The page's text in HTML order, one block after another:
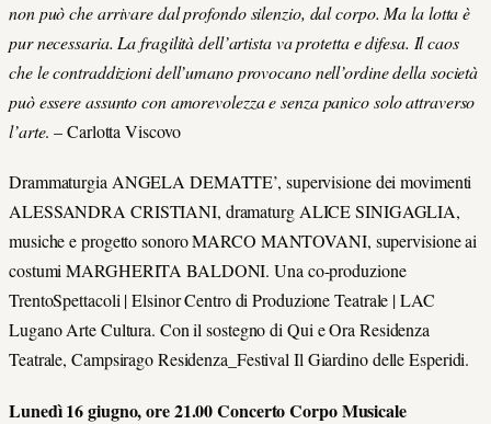
non può che arrivare dal profondo silenzio, dal corpo. Ma la lotta è
pur necessaria. La fragilità dell’artista va protetta e difesa. Il caos
che le contraddizioni dell’umano provocano nell’ordine della società
può essere assunto con amorevolezza e senza panico solo attraverso
l’arte. – Carlotta Viscovo
Drammaturgia ANGELA DEMATTE’, supervisione dei movimenti
ALESSANDRA CRISTIANI, dramaturg ALICE SINIGAGLIA,
musiche e progetto sonoro MARCO MANTOVANI, supervisione ai
costumi MARGHERITA BALDONI. Una co-produzione
TrentoSpettacoli | Elsinor Centro di Produzione Teatrale | LAC
Lugano Arte Cultura. Con il sostegno di Qui e Ora Residenza
Teatrale, Campsirago Residenza_Festival Il Giardino delle Esperidi.
Lunedì 16 giugno, ore 21.00 Concerto Corpo Musicale